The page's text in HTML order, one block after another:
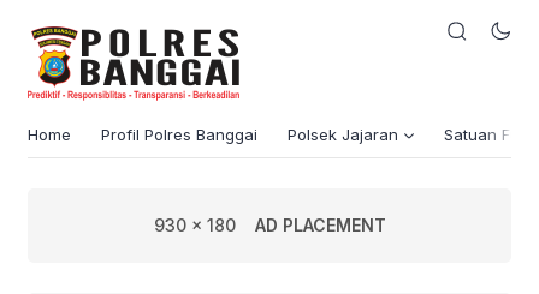
Home Profil Polres Banggai Polsek Jajaran Satuan
930 x 180 AD PLACEMENT